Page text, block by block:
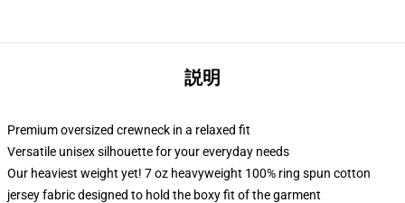
説明
Premium oversized crewneck in a relaxed fit
Versatile unisex silhouette for your everyday needs
Our heaviest weight yet! 7 oz heavyweight 100% ring spun cotton
jersey fabric designed to hold the boxy fit of the garment